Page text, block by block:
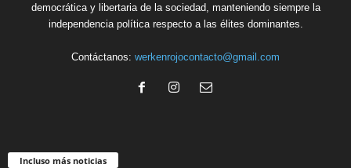
democrática y libertaria de la sociedad, manteniendo siempre la
independencia política respecto a las élites dominantes.
Contáctanos: werkenrojocontacto@gmail.com
Incluso más noticias